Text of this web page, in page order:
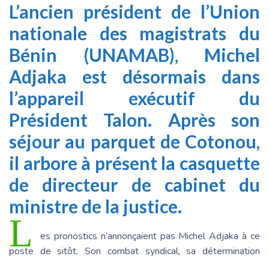
L’ancien président de l’Union
nationale des magistrats du
Bénin (UNAMAB), Michel
Adjaka est désormais dans
l’appareil exécutif du
Président Talon. Après son
séjour au parquet de Cotonou,
il arbore à présent la casquette
de directeur de cabinet du
ministre de la justice.
L
es pronostics n’annonçaient pas Michel Adjaka à ce
poste de sitôt. Son combat syndical, sa détermination